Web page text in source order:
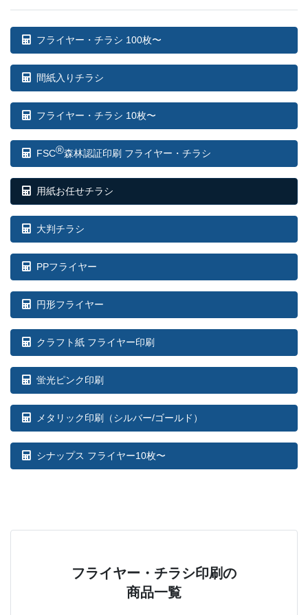
フライヤー・チラシ 100枚〜
間紙入りチラシ
フライヤー・チラシ 10枚〜
FSC®森林認証印刷 フライヤー・チラシ
用紙お任せチラシ
大判チラシ
PPフライヤー
円形フライヤー
クラフト紙 フライヤー印刷
蛍光ピンク印刷
メタリック印刷（シルバー/ゴールド）
シナップス フライヤー10枚〜
フライヤー・チラシ印刷の
商品一覧